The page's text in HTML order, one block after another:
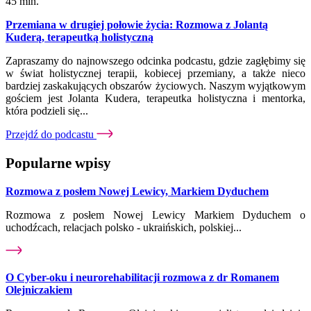
Przemiana w drugiej połowie życia: Rozmowa z Jolantą
Kuderą, terapeutką holistyczną
Zapraszamy do najnowszego odcinka podcastu, gdzie zagłębimy się
w świat holistycznej terapii, kobiecej przemiany, a także nieco
bardziej zaskakujących obszarów życiowych. Naszym wyjątkowym
gościem jest Jolanta Kudera, terapeutka holistyczna i mentorka,
która podzieli się...
Przejdź do podcastu
Popularne wpisy
Rozmowa z posłem Nowej Lewicy, Markiem Dyduchem
Rozmowa z posłem Nowej Lewicy Markiem Dyduchem o
uchodźcach, relacjach polsko - ukraińskich, polskiej...
O Cyber-oku i neurorehabilitacji rozmowa z dr Romanem
Olejniczakiem